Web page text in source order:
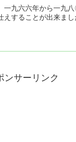
一九六六年から一九
することが出来ま
ンサーリンク